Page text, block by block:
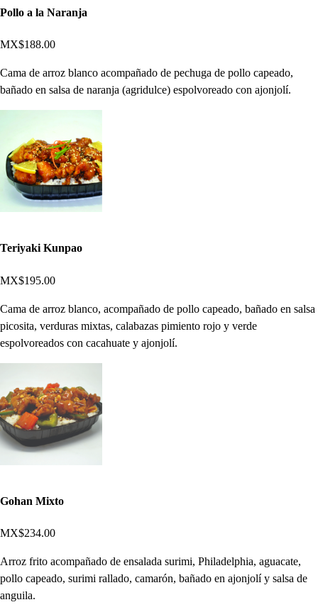
Pollo a la Naranja
MX$188.00
Cama de arroz blanco acompañado de pechuga de pollo capeado,
bañado en salsa de naranja (agridulce) espolvoreado con ajonjolí.
Teriyaki Kunpao
MX$195.00
Cama de arroz blanco, acompañado de pollo capeado, bañado en salsa
picosita, verduras mixtas, calabazas pimiento rojo y verde
espolvoreados con cacahuate y ajonjolí.
Gohan Mixto
MX$234.00
Arroz frito acompañado de ensalada surimi, Philadelphia, aguacate,
pollo capeado, surimi rallado, camarón, bañado en ajonjolí y salsa de
anguila.